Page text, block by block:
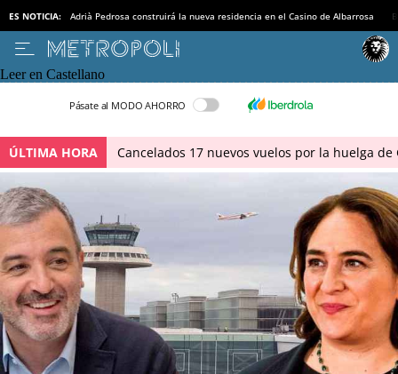
ES NOTICIA: Adrià Pedrosa construirá la nueva residencia en el Casino de Albarrosa
Leer en Castellano
Pásate al MODO AHORRO
ÚLTIMA HORA Cancelados 17 nuevos vuelos por la huelga